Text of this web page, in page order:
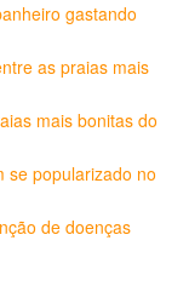
gastando
as praias mais
mais bonitas do
se popularizado no
de doenças